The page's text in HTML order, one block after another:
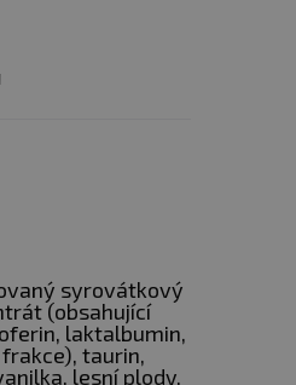
syrovátkový
(obsahující
laktalbumin,
taurin,
lesní plody,